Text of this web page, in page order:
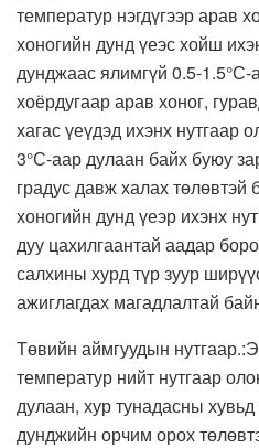
температур нэгдүгээр арав
хоногийн дунд үеэс хойш
дунджаас ялимгүй 0.5-1.5°С-
хоёрдугаар арав хоног,
хагас үеүдэд ихэнх нутгаар
3°С-аар дулаан байх буюу
градус давж халах төлөвтэй
хоногийн дунд үеэр ихэнх
дуу цахилгаантай аадар
салхины хурд түр зуур
ажиглагдах магадлалтай
Төвийн аймгуудын
температур нийт нутгаар
дулаан, хур тунадасны
дунджийн орчим орох